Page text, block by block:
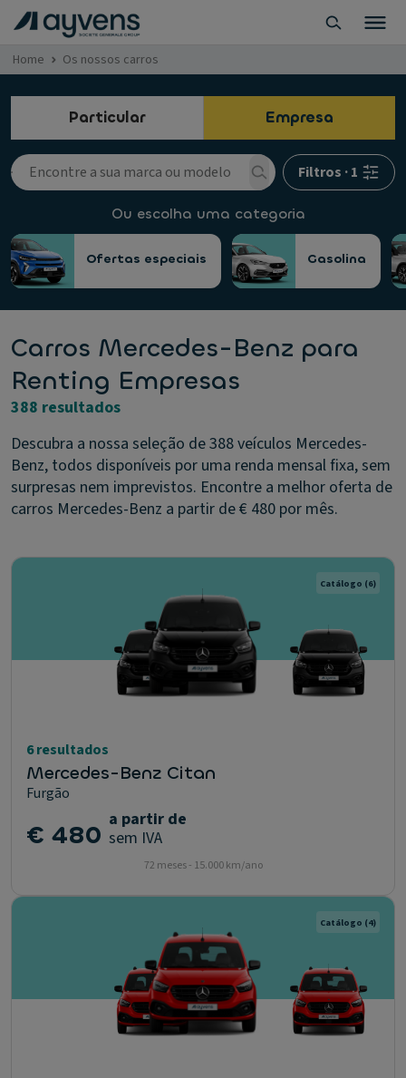
Home Os nossos carros
Particular Empresa
Filtros ·1
Ou escolha uma categoria
Ofertas especiais Gasolina
Carros Mercedes-Benz para
Renting Empresas
388 resultados
Descubra a nossa seleção de 388 veículos Mercedes-
Benz, todos disponíveis por uma renda mensal fixa, sem
surpresas nem imprevistos. Encontre a melhor oferta de
carros Mercedes-Benz a partir de € 480 por mês.
Catálogo (6)
6 resultados
Mercedes-Benz Citan
Furgão
€ 480 a partir de
sem IVA
72 meses - 15.000 km/ano
Catálogo (4)